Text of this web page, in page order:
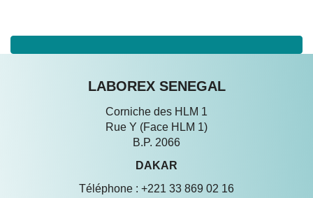
LABOREX SENEGAL
Corniche des HLM 1
Rue Y (Face HLM 1)
B.P. 2066
DAKAR
Téléphone : +221 33 869 02 16